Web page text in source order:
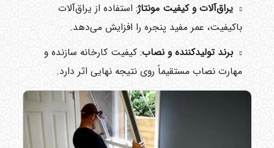
یراق‌آلات و کیفیت مونتاژ: استفاده از یراق‌آلات
باکیفیت، عمر مفید پنجره را افزایش می‌دهد.
برند تولیدکننده و نصاب: کیفیت کارخانه سازنده و
مهارت نصاب مستقیماً روی نتیجه نهایی اثر دارد.